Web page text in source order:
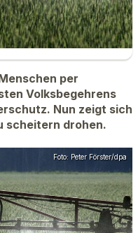
per
Volksbegehrens
Nun zeigt sich
scheitern drohen.
Foto: Peter Förster/dpa